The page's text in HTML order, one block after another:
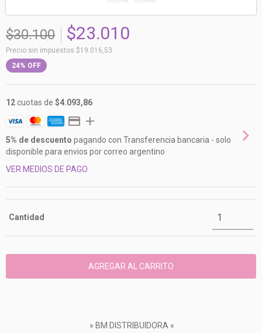
$30.100 $23.010
Precio sin impuestos $19.016,53
24% OFF
12cuotas de $4.093,86
5% de descuento pagando con Transferencia bancaria - solo
disponible para envios por correo argentino
VER MEDIOS DE PAGO
Cantidad
» BM DISTRIBUIDORA «